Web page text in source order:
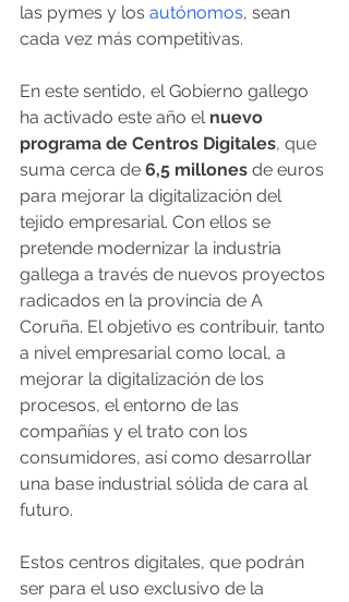
las pymes y los autónomos, sean
cada vez más competitivas.
En este sentido, el Gobierno gallego
ha activado este año el nuevo
programa de Centros Digitales, que
suma cerca de 6,5 millones de euros
para mejorar la digitalización del
tejido empresarial. Con ellos se
pretende modernizar la industria
gallega a través de nuevos proyectos
radicados en la provincia de A
Coruña. El objetivo es contribuir, tanto
a nivel empresarial como local, a
mejorar la digitalización de los
procesos, el entorno de las
compañías y el trato con los
consumidores, así como desarrollar
una base industrial sólida de cara al
futuro.
Estos centros digitales, que podrán
ser para el uso exclusivo de la